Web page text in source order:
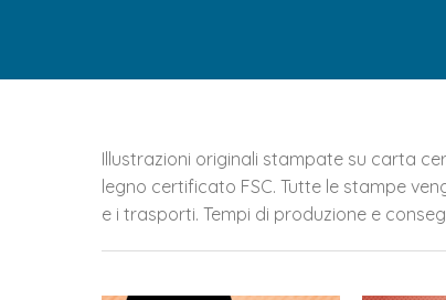
Illustrazioni originali stampate su carta
legno certificato FSC. Tutte le stampe
e i trasporti. Tempi di produzione e